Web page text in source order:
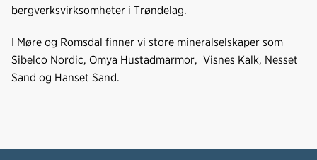
bergverksvirksomheter i Trøndelag.
I Møre og Romsdal finner vi store mineralselskaper som
Sibelco Nordic, Omya Hustadmarmor, Visnes Kalk, Nesset
Sand og Hanset Sand.